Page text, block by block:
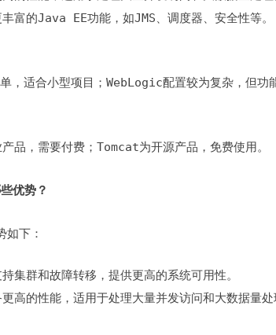
的Java EE功能，如JMS、调度器、安全性等。
适合小型项目；WebLogic配置较为复杂，但功能
，需要付费；Tomcat为开源产品，免费使用。
优势？
如下：
的性能，适用于处理大量并发访问和大数据量处